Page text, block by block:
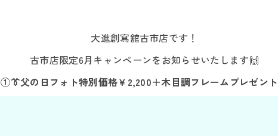
大進創寫舘古市店です！
古市店限定6月キャンペーンをお知らせいたします🙌
①👔父の日フォト特別価格￥2,200＋木目調フレームプレゼン